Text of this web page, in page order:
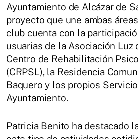
Ayuntamiento de Alcázar de
proyecto que une ambas
club cuenta con la
usuarias de la Asociación Luz
Centro de Rehabilitación
(CRPSL), la Residencia
Baquero y los propios
Ayuntamiento.
Patricia Benito ha destacado